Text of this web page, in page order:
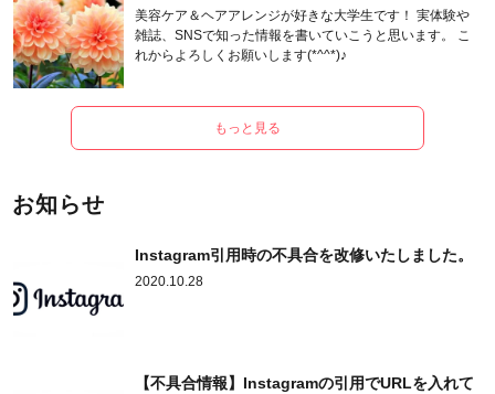
美容ケア＆ヘアアレンジが好きな大学生です！ 実体験や
雑誌、SNSで知った情報を書いていこうと思います。 こ
れからよろしくお願いします(*^^*)♪
もっと見る
お知らせ
Instagram引用時の不具合を改修いたしました。
2020.10.28
【不具合情報】Instagramの引用でURLを入れて